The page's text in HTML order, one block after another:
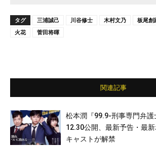
タグ 三浦誠己 川谷修士 木村文乃 板尾創
火花
菅田将暉
関連記事
松本潤『99.9-刑事専門弁
12.30公開、最新予告・最
キャストが解禁